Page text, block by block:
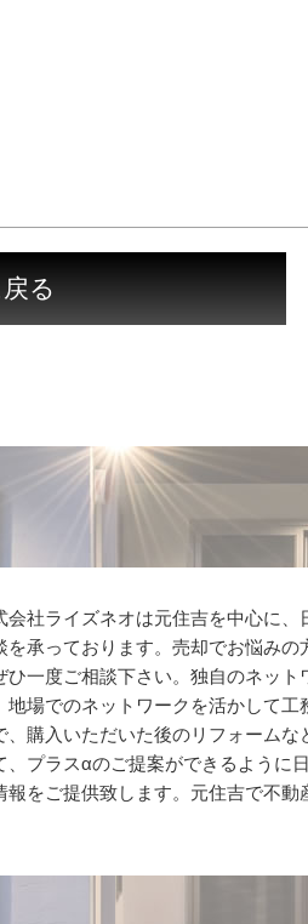
る
会社ライズネオは元住吉を中心に
を承っております。売却でお悩み
ひ一度ご相談下さい。独自のネッ
地場でのネットワークを活かして
、購入いただいた後のリフォーム
、プラスαのご提案ができるように
報をご提供致します。元住吉で不動